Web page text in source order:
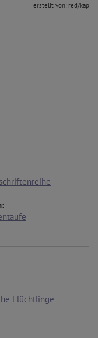
erstellt von: red/kap
Flüchtlinge